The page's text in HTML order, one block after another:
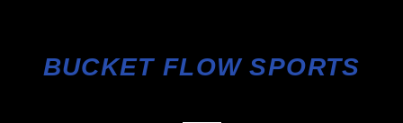
BUCKET FLOW SPORTS